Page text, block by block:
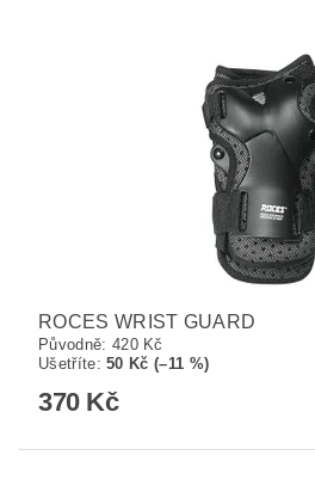
ROCES WRIST GUARD
Původně: 420 Kč
Ušetříte:50 Kč (–11 %)
370 Kč